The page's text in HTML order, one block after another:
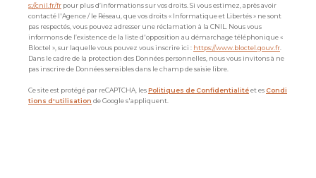
s://cnil.fr/fr pour plus d’informations sur vos droits. Si vous estimez, après avoir
contacté l'Agence / le Réseau, que vos droits « Informatique et Libertés » ne sont
pas respectés, vous pouvez adresser une réclamation à la CNIL. Nous vous
informons de l’existence de la liste d'opposition au démarchage téléphonique «
Bloctel », sur laquelle vous pouvez vous inscrire ici : https://www.bloctel.gouv.fr
Dans le cadre de la protection des Données personnelles, nous vous invitons à ne
pas inscrire de Données sensibles dans le champ de saisie libre.
Ce site est protégé par reCAPTCHA, lesPolitiques de Confidentialitéet es Condi
tions d'utilisation de Google s'appliquent.